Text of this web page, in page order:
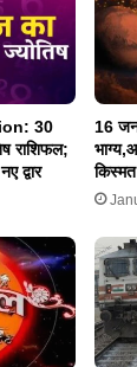
30
राशिफल;
द्वार
16
किस्मत